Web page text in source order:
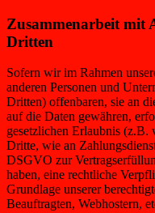
Zusammenarbeit mit
Dritten
Sofern wir im Rahmen
anderen Personen und
Dritten) offenbaren, sie an
auf die Daten gewähren,
gesetzlichen Erlaubnis (z.B.
Dritte, wie an
DSGVO zur
haben, eine rechtliche
Grundlage unserer
Beauftragten, Webhostern,